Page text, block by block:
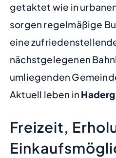
getaktet wie in
sorgen regelmäßige
eine
nächstgelegenen
umliegenden
Aktuell leben in
Freizeit,